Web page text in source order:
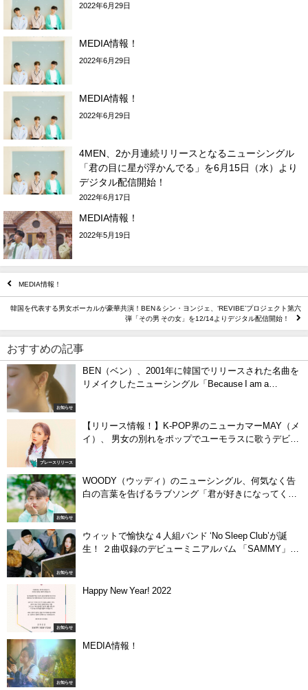
2022年6月29日
MEDIA情報！
2022年6月29日
MEDIA情報！
2022年6月29日
4MEN、2か月連続リリースとなるニューシングル
「君の目に星が浮かんでる」を6月15日（水）より
デジタル配信開始！
2022年6月17日
MEDIA情報！
2022年5月19日
MEDIA情報！
韓国を代表する男女ボーカルが豪華共演！BEN＆シン・ヨンジェ、‘REVIBE’プロジェクト第六
弾「その男 その女」を12/14よりデジタル配信開始！
おすすめの記事
お知らせ
BEN（ベン）、2001年に韓国でリリースされた名曲を
リメイクしたニューシングル「Because I am a
プレースリリース
【リリース情報！】K-POP界のニューカマーMAY（メ
イ）、 男女の別れをポップでユーモラスに歌うデビュ
お知らせ
WOODY（ウッディ）のニューシングル、何気なく告
白の言葉を告げるラブソング「君が好きになってくれ
お知らせ
ウィットで愉快な４人組バンド ‘No Sleep Club’が誕
生！ ２曲収録のデビューミニアルバム 「SAMMY」を
お知らせ
Happy New Year! 2022
お知らせ
MEDIA情報！